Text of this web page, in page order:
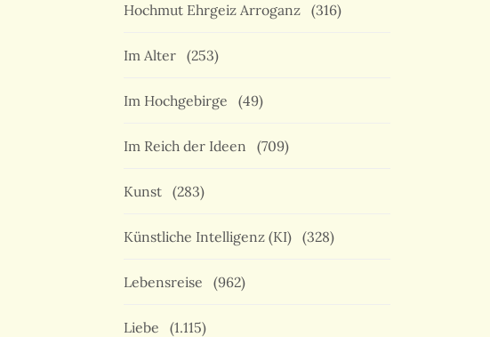
Hochmut Ehrgeiz Arroganz (316)
Im Alter (253)
Im Hochgebirge (49)
Im Reich der Ideen (709)
Kunst (283)
Künstliche Intelligenz (KI) (328)
Lebensreise (962)
Liebe (1.115)